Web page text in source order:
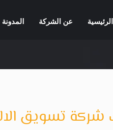
الرئيسية عن الشركة المدونة
تسويق